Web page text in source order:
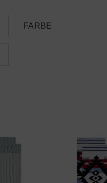
FARBE